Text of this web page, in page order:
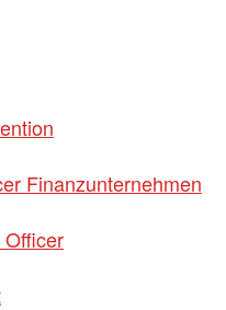
Finanzunternehmen